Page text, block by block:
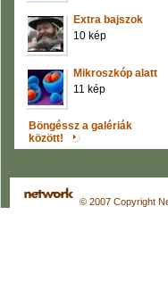
Extra bajszok
10 kép
Mikroszkóp alatt
11 kép
Böngéssz a galériák
között!
© 2007 Copyright